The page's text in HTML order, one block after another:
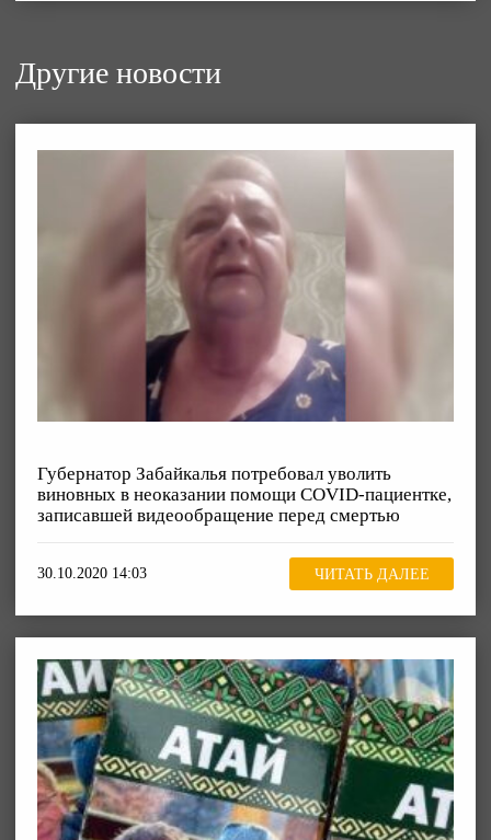
Другие новости
Губернатор Забайкалья потребовал уволить
виновных в неоказании помощи COVID-пациентке,
записавшей видеообращение перед смертью
30.10.2020 14:03 ЧИТАТЬ ДАЛЕЕ